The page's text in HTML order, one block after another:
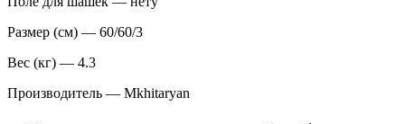
Размер (см) — 60/60/3
Вес (кг) — 4.3
Производитель — Mkhitaryan